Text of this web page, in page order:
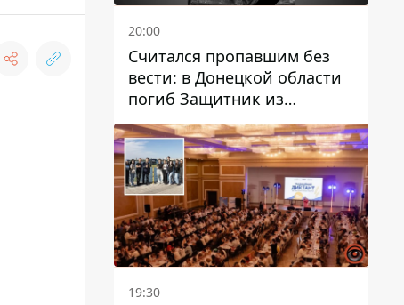
20:00
Считался пропавшим без
вести: в Донецкой области
погиб Защитник из
Каменского Антон
Красовский
19:30